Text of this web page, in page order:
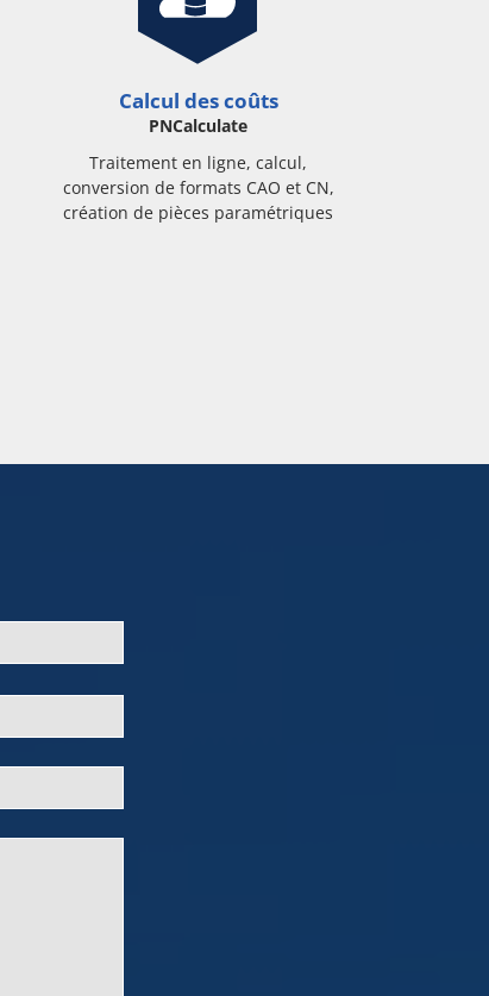
Calcul des coûts
PNCalculate
Traitement en ligne, calcul,
conversion de formats CAO et CN,
création de pièces paramétriques